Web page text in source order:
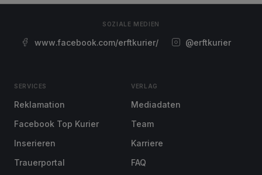
SOZIALE MEDIEN
www.facebook.com/erftkurier/ @erftkurier
SERVICES
Reklamation
Facebook Top Kurier
Inserieren
Trauerportal
VERLAG
Mediadaten
Team
Karriere
FAQ